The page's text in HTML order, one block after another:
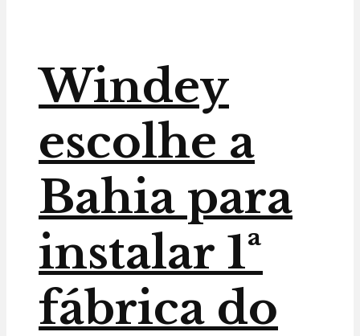
Windey
escolhe a
Bahia para
instalar 1ª
fábrica do